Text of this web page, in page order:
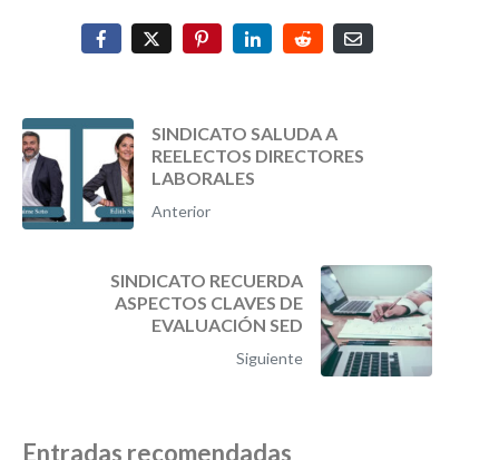
SINDICATO SALUDA A
REELECTOS DIRECTORES
LABORALES
Anterior
SINDICATO RECUERDA
ASPECTOS CLAVES DE
EVALUACIÓN SED
Siguiente
Entradas recomendadas